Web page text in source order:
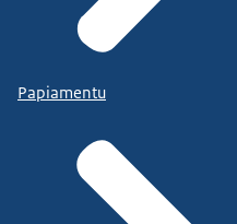
Papiamentu